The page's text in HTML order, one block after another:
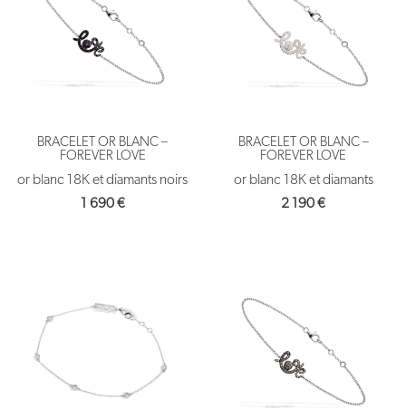
BRACELET OR BLANC –
FOREVER LOVE
or blanc 18K et diamants noirs
1 690€
BRACELET OR BLANC –
FOREVER LOVE
or blanc 18K et diamants
2 190€